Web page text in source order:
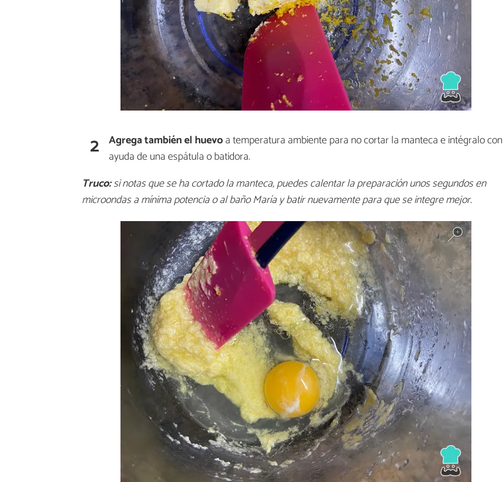
2 Agrega también el huevoa temperatura ambiente para no cortar la manteca e intégralo con
ayuda de una espátula o batidora.
Truco:si notas que se ha cortado la manteca, puedes calentar la preparación unos segundos en
microondas a mínima potencia o al baño María y batir nuevamente para que se integre mejor.